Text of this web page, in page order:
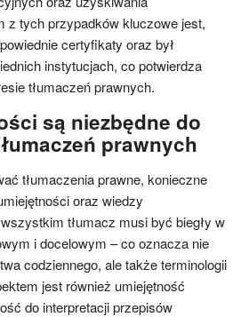
z tych przypadków kluczowe jest,
certyfikaty oraz był
instytucjach, co potwierdza
tłumaczeń prawnych.
są niezbędne do
prawnych
tłumaczenia prawne, konieczne
oraz wiedzy
tłumacz musi być biegły w
i docelowym – co oznacza nie
codziennego, ale także terminologii
jest również umiejętność
do interpretacji przepisów